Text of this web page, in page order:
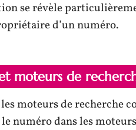
se révèle
d’un numéro.
moteurs de
moteurs de recherche
numéro dans les